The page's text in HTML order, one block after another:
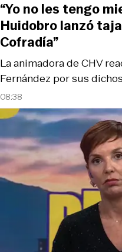
08:38
La animadora de CHV
Fernández por sus
“Yo no les tengo
Huidobro lanzó
Cofradía”